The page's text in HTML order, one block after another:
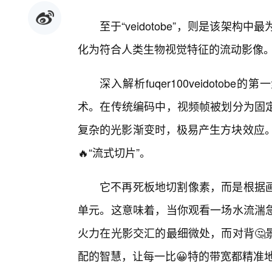
至于“veidotobe”，则是该架构中
化为符合人类生物视觉特征的流动影像
深入解析fuqer100veidotobe的第
术。在传统编码中，视频帧被划分为
复杂的光影渐变时，极易产生方块效应
🔥“流式切片”。
它不再死板地切割像素，而是根
单元。这意味着，当你观看一场水流
火力在光影交汇的最细微处，而对背
配的智慧，让每一比😀特的带宽都精准